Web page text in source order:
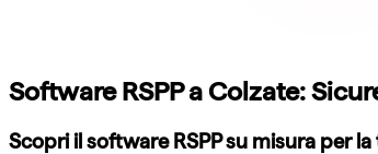
Software RSPP a Colzate:
Scopri il software RSPP su misura per